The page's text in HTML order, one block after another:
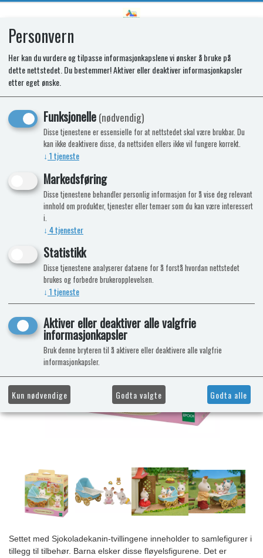
SYLVANIAN SETT MED
SJOKOLADEKANIN-TVILLINGENE -
5432
• Barnevogn med bevegelig solbeskyttelse
• Med rangle og lekekjøretøy
Kampanje Nyhet -15%
Settet med Sjokoladekanin-tvillingene inneholder to samlefigurer i
tillegg til tilbehør. Barna elsker disse fløyelsfigurene. Det er
Personvern
Her kan du vurdere og tilpasse informasjonkapslene vi ønsker å bruke på
dette nettstedet. Du bestemmer! Aktiver eller deaktiver informasjonkapsler
etter eget ønske.
Funksjonelle(nødvendig)
Disse tjenestene er essensielle for at nettstedet skal være brukbar. Du
kan ikke deaktivere disse, da nettsiden ellers ikke vil fungere korrekt.
↓ 1tjeneste
Markedsføring
Disse tjenestene behandler personlig informasjon for å vise deg relevant
innhold om produkter, tjenester eller temaer som du kan være interessert
i.
↓ 4tjenester
Statistikk
Disse tjenestene analyserer dataene for å forstå hvordan nettstedet
brukes og forbedre brukeropplevelsen.
↓ 1tjeneste
Aktiver eller deaktiver alle valgfrie
informasjonkapsler
Bruk denne bryteren til å aktivere eller deaktivere alle valgfrie
informasjonkapsler.
Kun nødvendige Godta valgte Godta alle